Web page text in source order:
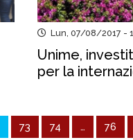
Lun, 07/08/2017 -
Unime,
per la
73 74 … 76